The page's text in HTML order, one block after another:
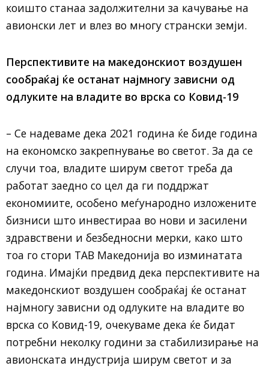
коишто станаа задолжителни за качување на
авионски лет и влез во многу странски земји.
Перспективите на македонскиот воздушен
сообраќај ќе останат најмногу зависни од
одлуките на владите во врска со Ковид-19
– Се надеваме дека 2021 година ќе биде година
на економско закрепнување во светот. За да се
случи тоа, владите ширум светот треба да
работат заедно со цел да ги поддржат
економиите, особено меѓународно изложените
бизниси што инвестираа во нови и засилени
здравствени и безбедносни мерки, како што
тоа го стори ТАВ Македонија во изминатата
година. Имајќи предвид дека перспективите на
македонскиот воздушен сообраќај ќе останат
најмногу зависни од одлуките на владите во
врска со Ковид-19, очекуваме дека ќе бидат
потребни неколку години за стабилизирање на
авионската индустрија ширум светот и за